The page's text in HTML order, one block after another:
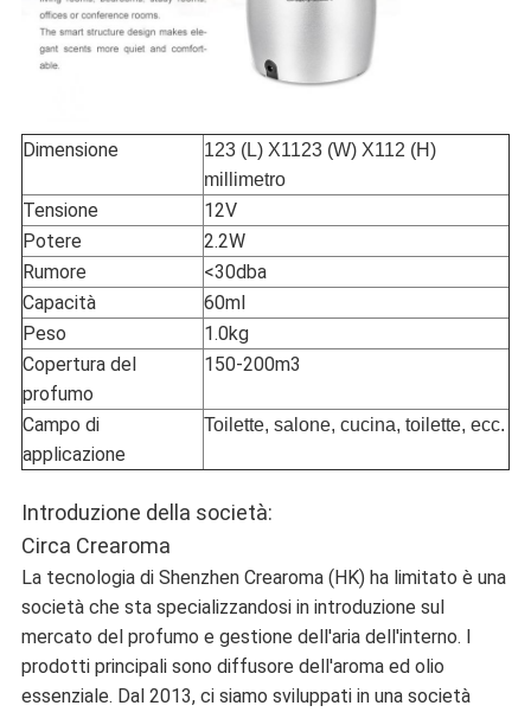
Dimensione
123 (L) X1123 (W) X112 (H)
millimetro
Tensione
12V
Potere
2.2W
Rumore
<30dba
Capacità
60ml
Peso
1.0kg
Copertura del
profumo
150-200m3
Campo di
applicazione
Toilette, salone, cucina, toilette, ecc.
Introduzione della società:
Circa Crearoma
La tecnologia di Shenzhen Crearoma (HK) ha limitato è una
società che sta specializzandosi in introduzione sul
mercato del profumo e gestione dell'aria dell'interno. I
prodotti principali sono diffusore dell'aroma ed olio
essenziale. Dal 2013, ci siamo sviluppati in una società